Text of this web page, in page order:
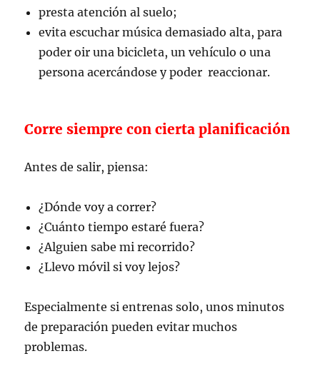
presta atención al suelo;
evita escuchar música demasiado alta, para
poder oir una bicicleta, un vehículo o una
persona acercándose y poder reaccionar.
Corre siempre con cierta planificación
Antes de salir, piensa:
¿Dónde voy a correr?
¿Cuánto tiempo estaré fuera?
¿Alguien sabe mi recorrido?
¿Llevo móvil si voy lejos?
Especialmente si entrenas solo, unos minutos
de preparación pueden evitar muchos
problemas.